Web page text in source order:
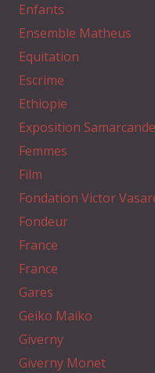
Enfants
Ensemble Matheus
Equitation
Escrime
Ethiopie
Exposition
Femmes
Film
Fondation Victor
Fondeur
France
France
Gares
Geiko Maiko
Giverny
Giverny Monet